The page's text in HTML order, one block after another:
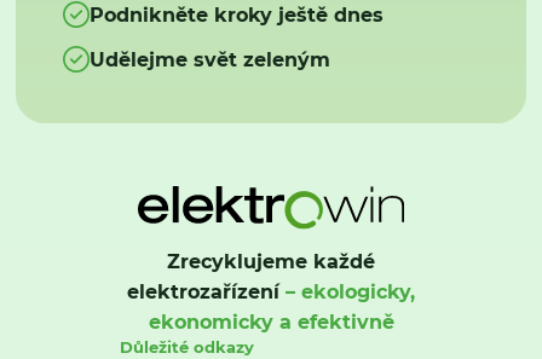
Podnikněte kroky ještě dnes
Udělejme svět zeleným
Zrecyklujeme každé
elektrozařízení– ekologicky,
ekonomicky a efektivně
Důležité odkazy